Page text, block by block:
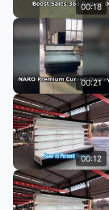
00:18
00:21
00:12